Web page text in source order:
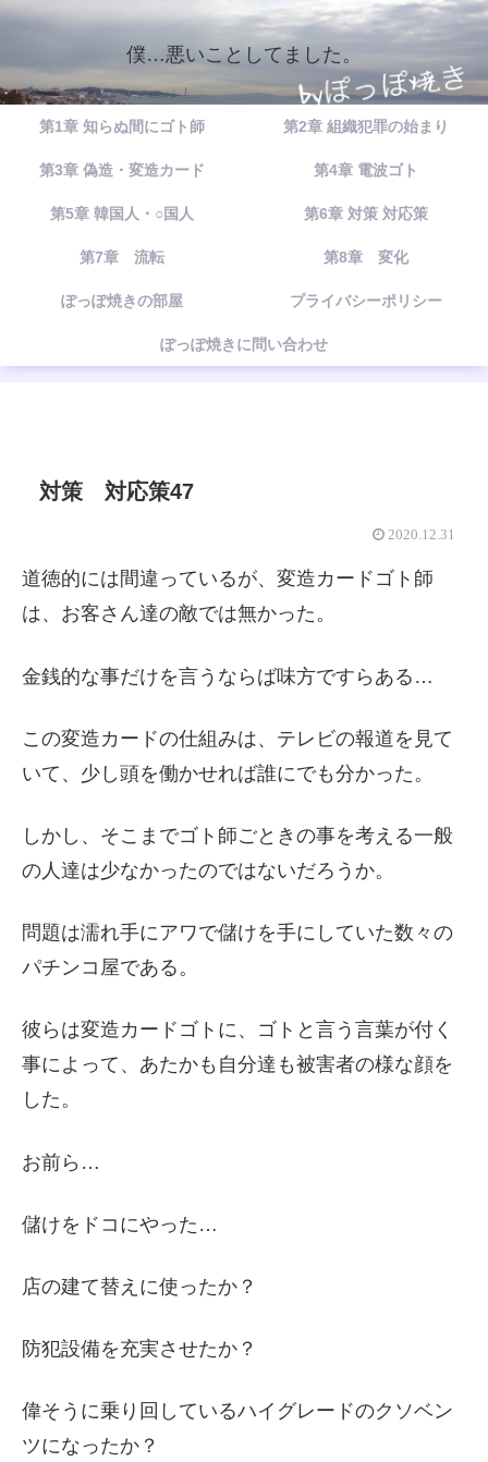
僕…悪いことしてました。
第1章 知らぬ間にゴト師 第2章 組織犯罪の始まり
第3章 偽造・変造カード 第4章 電波ゴト
第5章 韓国人・○国人 第6章 対策 対応策
第7章 流転 第8章 変化
ぽっぽ焼きの部屋 プライバシーポリシー
ぽっぽ焼きに問い合わせ
対策 対応策47
2020.12.31
道徳的には間違っているが、変造カードゴト師
は、お客さん達の敵では無かった。
金銭的な事だけを言うならば味方ですらある…
この変造カードの仕組みは、テレビの報道を見て
いて、少し頭を働かせれば誰にでも分かった。
しかし、そこまでゴト師ごときの事を考える一般
の人達は少なかったのではないだろうか。
問題は濡れ手にアワで儲けを手にしていた数々の
パチンコ屋である。
彼らは変造カードゴトに、ゴトと言う言葉が付く
事によって、あたかも自分達も被害者の様な顔を
した。
お前ら…
儲けをドコにやった…
店の建て替えに使ったか？
防犯設備を充実させたか？
偉そうに乗り回しているハイグレードのクソベン
ツになったか？